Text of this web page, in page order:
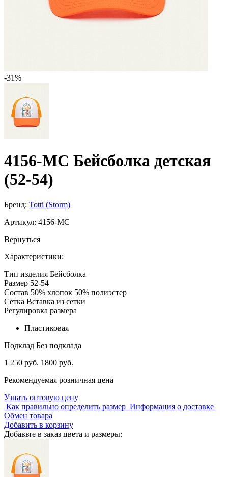
-31%
4156-МС Бейсболка детская
(52-54)
Бренд: Totti (Storm)
Артикул: 4156-МС
Вернуться
Характеристики:
Тип изделия Бейсболка
Размер 52-54
Состав 50% хлопок 50% полиэстер
Сетка Вставка из сетки
Регулировка размера
Пластиковая
Подклад Без подклада
1 250 руб. 1800 руб.
Рекомендуемая розничная цена
Узнать оптовую цену
Как правильно определить размер Информация о доставке
Обмен товара
Добавить в корзину
Добавьте в заказ цвета и размеры: